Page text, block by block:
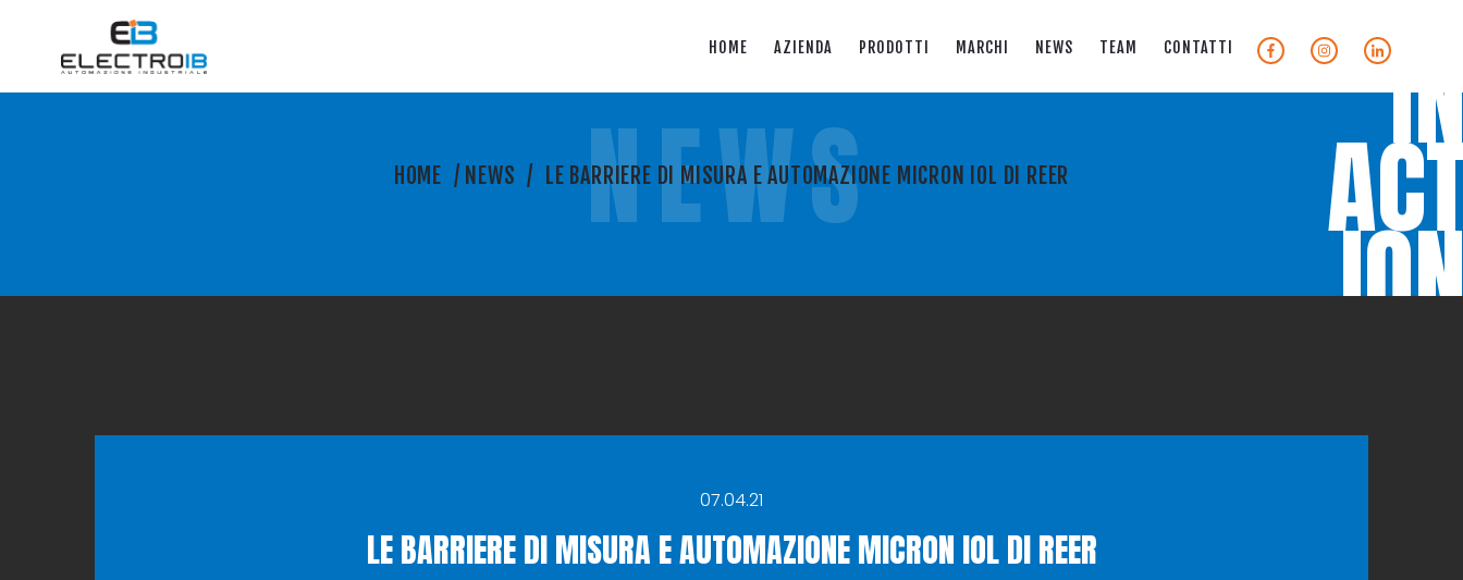
HOME AZIENDA PRODOTTI MARCHI NEWS TEAM CONTATTI
NEWS
HOME / NEWS / LE BARRIERE DI MISURA E AUTOMAZIONE MICRON IOL DI REER
07.04.21
LE BARRIERE DI MISURA E AUTOMAZIONE MICRON IOL DI REER